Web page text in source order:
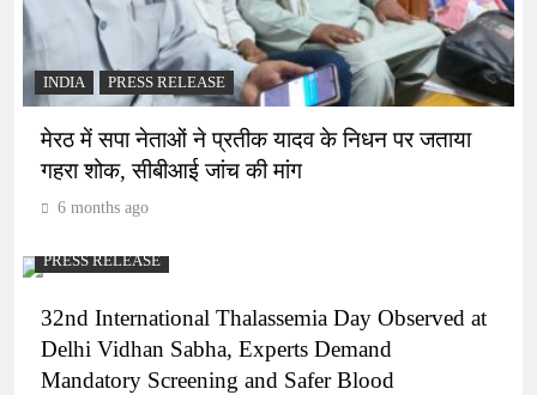
INDIA PRESS RELEASE
मेरठ में सपा नेताओं ने प्रतीक यादव के निधन पर जताया
गहरा शोक, सीबीआई जांच की मांग
6 months ago
PRESS RELEASE
32nd International Thalassemia Day Observed at
Delhi Vidhan Sabha, Experts Demand
Mandatory Screening and Safer Blood